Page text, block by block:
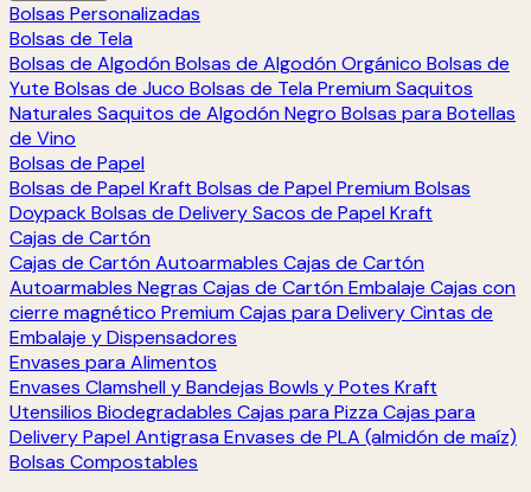
Bolsas Personalizadas
Bolsas de Tela
Bolsas de Algodón Bolsas de Algodón Orgánico Bolsas de
Yute Bolsas de Juco Bolsas de Tela Premium Saquitos
Naturales Saquitos de Algodón Negro Bolsas para Botellas
de Vino
Bolsas de Papel
Bolsas de Papel Kraft Bolsas de Papel Premium Bolsas
DoypackBolsas de DeliverySacos de Papel Kraft
Cajas de Cartón
Cajas de Cartón Autoarmables Cajas de Cartón
Autoarmables Negras Cajas de Cartón Embalaje Cajas con
cierre magnético Premium Cajas para DeliveryCintas de
Embalaje y Dispensadores
Envases para Alimentos
Envases Clamshell y Bandejas Bowls y Potes Kraft
Utensilios Biodegradables Cajas para Pizza Cajas para
DeliveryPapel Antigrasa Envases de PLA (almidón de maíz)
Bolsas Compostables